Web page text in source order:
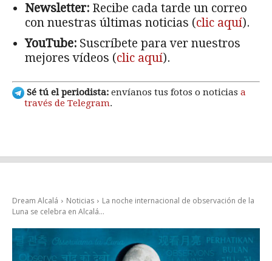
Newsletter: Recibe cada tarde un correo
con nuestras últimas noticias (clic aquí).
YouTube: Suscríbete para ver nuestros
mejores vídeos (clic aquí).
Sé tú el periodista: envíanos tus fotos o noticias a
través de Telegram.